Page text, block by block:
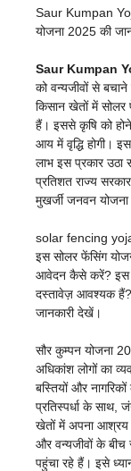
Saur Kumpan
योजना 2025 की
Saur Kumpan
को वन्यजीवों से
किसान खेतों में
हैं। इससे कृषि को
आय में वृद्धि होगी।
लाभ इस प्रकार
प्रतिशत राज्य
मुखर्जी जनवन
solar fencing
इस सोलर फेंसिंग
आवेदन कैसे करें? इस
दस्तावेज़ आवश्यक
जानकारी देखें।
सौर कुम्पन योजना
अधिकांश लोगों का
बस्तियों और
प्रतिस्पर्धा के साथ,
खेतों में अपना आश्रय
और वन्यजीवों के बीच
पहुंचा रहे हैं। इसे